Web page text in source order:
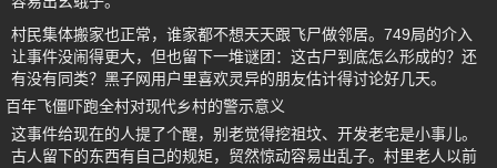
村民集体搬家也正常，谁家都不想天天跟飞尸做邻居。749局的介入
让事件没闹得更大，但也留下一堆谜团：这古尸到底怎么形成的？还
有没有同类？黑子网用户里喜欢灵异的朋友估计得讨论好几天。
百年飞僵吓跑全村对现代乡村的警示意义
这事件给现在的人提了个醒，别老觉得挖祖坟、开发老宅是小事儿。
古人留下的东西有自己的规矩，贸然惊动容易出乱子。村里老人以前